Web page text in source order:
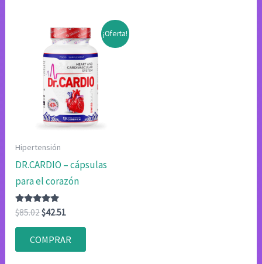
¡Oferta!
Hipertensión
DR.CARDIO – cápsulas
para el corazón
Valorado
con
4.80
de 5
$85.02El
original
era:
$42.51El
actual
es:
COMPRAR